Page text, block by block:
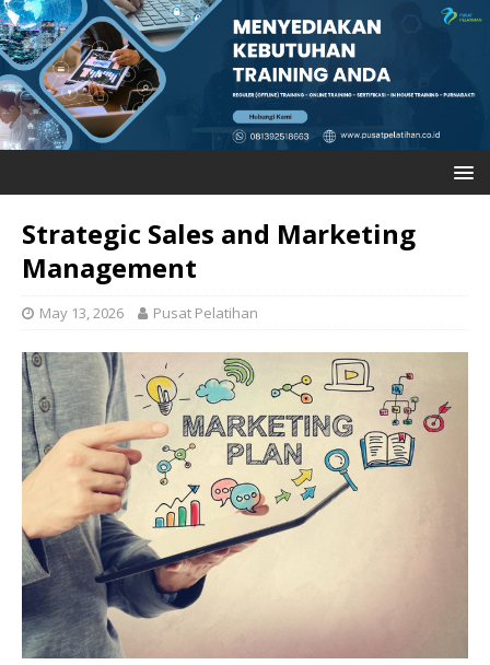
Strategic Sales and Marketing
Management
May 13, 2026 Pusat Pelatihan